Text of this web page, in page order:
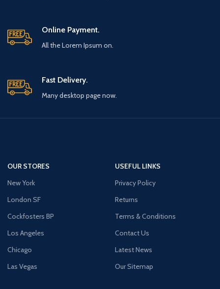
Online Payment.
All the Lorem Ipsum on.
Fast Delivery.
Many desktop page now.
OUR STORES
New York
London SF
Cockfosters BP
Los Angeles
Chicago
Las Vegas
USEFUL LINKS
Privacy Policy
Returns
Terms & Conditions
Contact Us
Latest News
Our Sitemap